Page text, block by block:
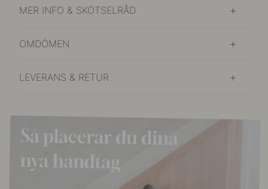
MER INFO & SKÖTSELRÅD
OMDÖMEN
LEVERANS & RETUR